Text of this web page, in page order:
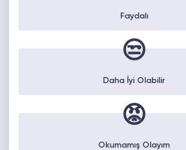
Faydalı
😒
Daha İyi Olabilir
😡
Okumamış Olayım